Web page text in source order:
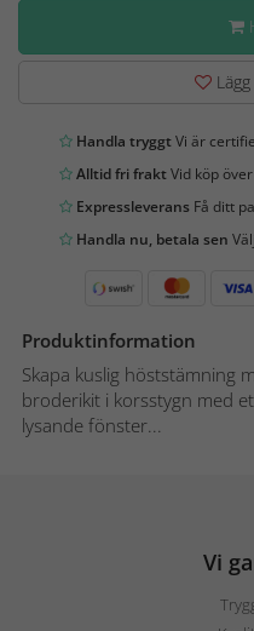
Handla tryggtVi är
Alltid fri fraktVid köp
Expressleverans Få ditt
Handla nu, betala sen
Produktinformation
Skapa kuslig höststämning
broderikit i korsstygn med
lysande fönster...
Vi